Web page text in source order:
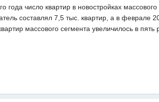
число квартир в новостройках массового
составлял 7,5 тыс. квартир, а в феврале
массового сегмента увеличилось в пять